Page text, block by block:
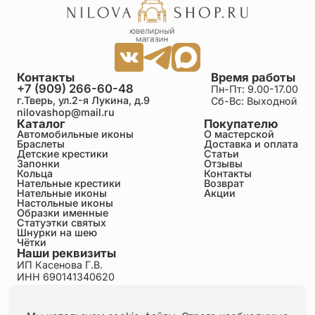
Александр
Достоинства: ++++++ Недостатки: Нет Работа
Каталог
Автомобильные иконы
Браслеты
Детские крестики
Запонки
Кольца
Нательные крестики
Нательные иконы
Настольные иконы
Образки именные
Статуэтки святых
Шнурки на шею
Чётки
Покупателю
О мастерской
Доставка и оплата
Статьи
Отзывы
Контакты
Возврат
Акции
Время работы
Пн-Пт: 9.00-17.00
Сб-Вс: Выходной
Контакты
+7 (909) 266-60-48
г.Тверь, ул.2-я Лукина, д.9
nilovashop@mail.ru
Наши реквизиты
ИП Касенова Г.В.
ИНН 690141340620
Пользовательское соглашение